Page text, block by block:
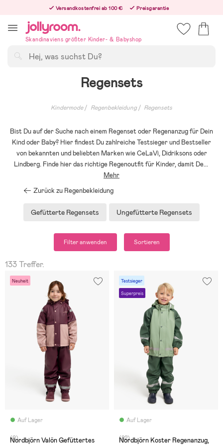
innehållet
Versandkostenfrei ab 100 €
Preisgarantie
Bestelle heute, dann versenden wir direkt nach dem Feiertag
Skandinaviens größter Kinder- & Babyshop
Regensets
Kindermode Regenbekleidung Regensets
Bist Du auf der Suche nach einem Regenset oder Regenanzug für Dein
Kind oder Baby? Hier findest Du zahlreiche Testsieger und Bestseller
von bekannten und beliebten Marken wie CeLaVi, Didriksons oder
Lindberg. Finde hier das richtige Regenoutfit für Kinder, damit De...
Mehr
Zurück zu Regenbekleidung
Gefütterte Regensets Ungefütterte Regensets
Filter anwenden Sortieren
133 Treffer.
Neuheit
Auf Lager
(0)
Nordbjörn Valön Gefüttertes
Testsieger
Superpreis
Auf Lager
(82)
Nordbjörn Koster Regenanzug,